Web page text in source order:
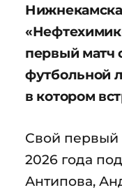
первый матч
футбольной
в котором
Свой первый
2026 года
Антипова,